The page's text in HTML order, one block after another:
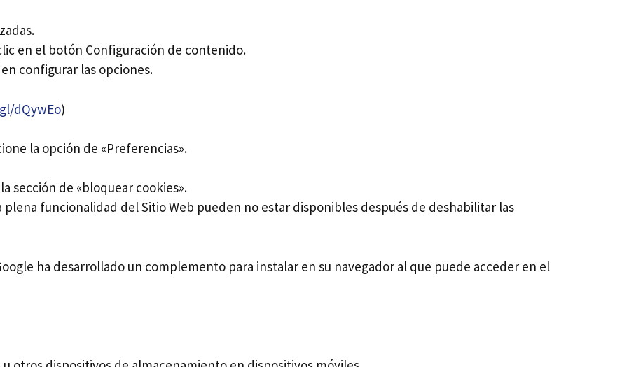
en el botón Configuración de contenido.
configurar las opciones.
dQywEo)
la opción de «Preferencias».
sección de «bloquear cookies».
plena funcionalidad del Sitio Web pueden no estar disponibles después de deshabilitar las
ha desarrollado un complemento para instalar en su navegador al que puede acceder en el